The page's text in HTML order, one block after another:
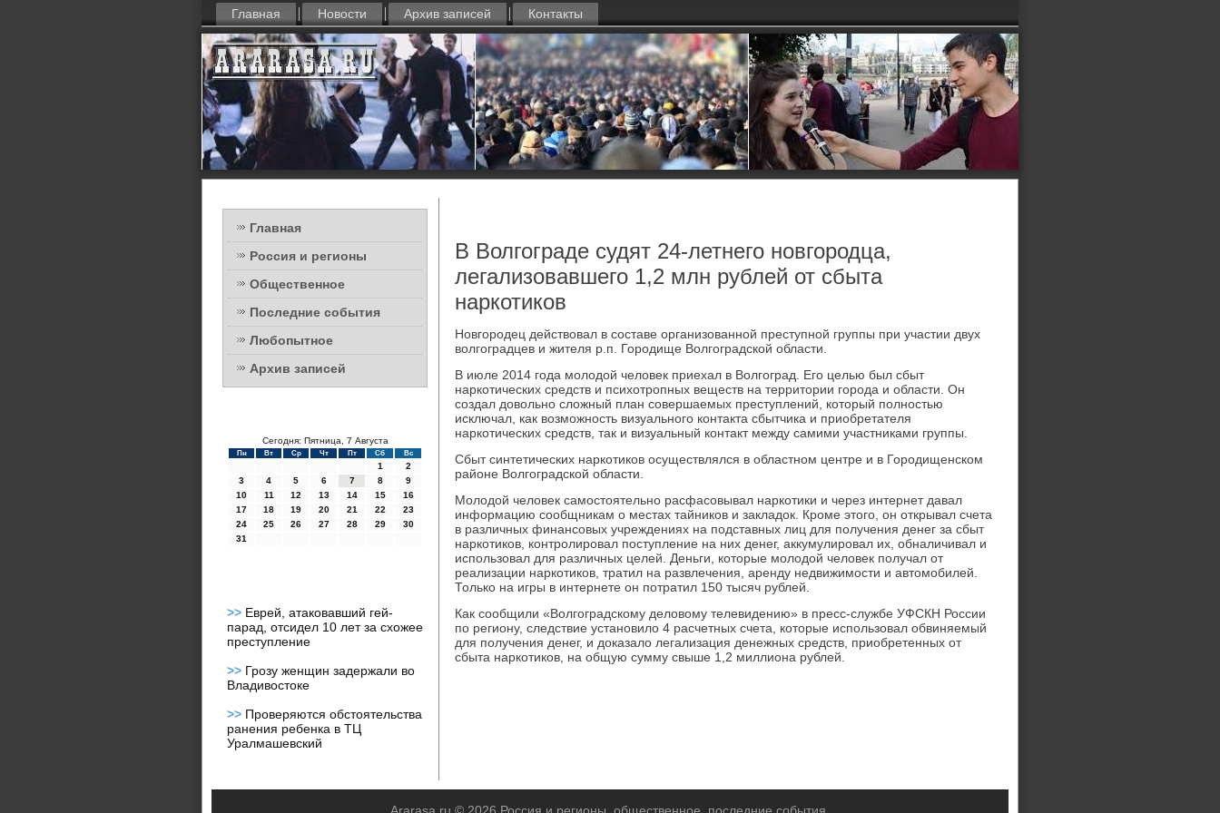
Главная Новости Архив записей Контакты
Главная
Россия и регионы
Общественное
Последние события
Любопытное
Архив записей
Сегодня: Пятница, 7 Августа
Пн Вт Ср Чт Пт Сб Вс
1
2
3
4 5 6 7 8
9
10
11 12 13 14 15
16
17
18 19 20 21 22
23
24
25 26 27 28 29
30
31
>> Еврей, атаковавший гей-
парад, отсидел 10 лет за схожее
преступление
>> Грозу женщин задержали во
Владивостоке
>> Проверяются обстоятельства
ранения ребенка в ТЦ
Уралмашевский
В Волгограде судят 24-летнего новгородца,
легализовавшего 1,2 млн рублей от сбыта
наркотиков
Новгородец действовал в составе организованной преступной группы при участии двух
волгоградцев и жителя р.п. Городище Волгоградской области.
В июле 2014 года молодой человек приехал в Волгоград. Его целью был сбыт
наркотических средств и психотропных веществ на территории города и области. Он
создал довольно сложный план совершаемых преступлений, который полностью
исключал, как возможность визуального контакта сбытчика и приобретателя
наркотических средств, так и визуальный контакт между самими участниками группы.
Сбыт синтетических наркотиков осуществлялся в областном центре и в Городищенском
районе Волгоградской области.
Молодой человек самостоятельно расфасовывал наркотики и через интернет давал
информацию сообщникам о местах тайников и закладок. Кроме этого, он открывал счета
в различных финансовых учреждениях на подставных лиц для получения денег за сбыт
наркотиков, контролировал поступление на них денег, аккумулировал их, обналичивал и
использовал для различных целей. Деньги, которые молодой человек получал от
реализации наркотиков, тратил на развлечения, аренду недвижимости и автомобилей.
Только на игры в интернете он потратил 150 тысяч рублей.
Как сообщили «Волгоградскому деловому телевидению» в пресс-службе УФСКН России
по региону, следствие установило 4 расчетных счета, которые использовал обвиняемый
для получения денег, и доказало легализация денежных средств, приобретенных от
сбыта наркотиков, на общую сумму свыше 1,2 миллиона рублей.